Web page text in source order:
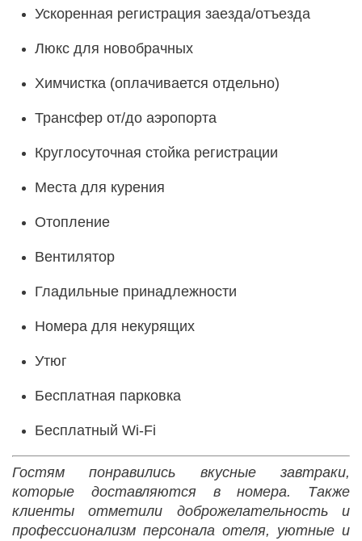
Ускоренная регистрация заезда/отъезда
Люкс для новобрачных
Химчистка (оплачивается отдельно)
Трансфер от/до аэропорта
Круглосуточная стойка регистрации
Места для курения
Отопление
Вентилятор
Гладильные принадлежности
Номера для некурящих
Утюг
Бесплатная парковка
Бесплатный Wi-Fі
Гостямпонравились вкусные завтраки,
которые доставляются в номера. Также
клиенты отметили доброжелательность и
профессионализм персонала отеля, уютные и